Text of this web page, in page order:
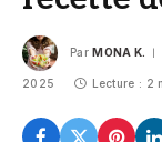
Par MONA K.
2025 Lecture : 2